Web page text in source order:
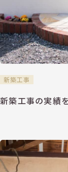
新築工事
新築工事の実績